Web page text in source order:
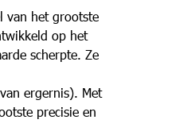
van het grootste
op het
scherpte. Ze
ergernis). Met
precisie en